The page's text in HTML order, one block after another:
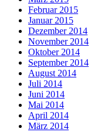
Februar 2015
Januar 2015
Dezember 2014
November 2014
Oktober 2014
September 2014
August 2014
Juli 2014
Juni 2014
Mai 2014
April 2014
März 2014